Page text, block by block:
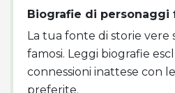
Biografie di personaggi
La tua fonte di storie vere
famosi. Leggi biografie
connessioni inattese con
preferite.